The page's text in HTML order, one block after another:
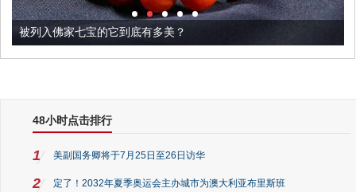
被列入佛家七宝的它到底有多美？
48小时点击排行
1 美副国务卿将于7月25日至26日访华
2 定了！2032年夏季奥运会主办城市为澳大利亚布里斯班